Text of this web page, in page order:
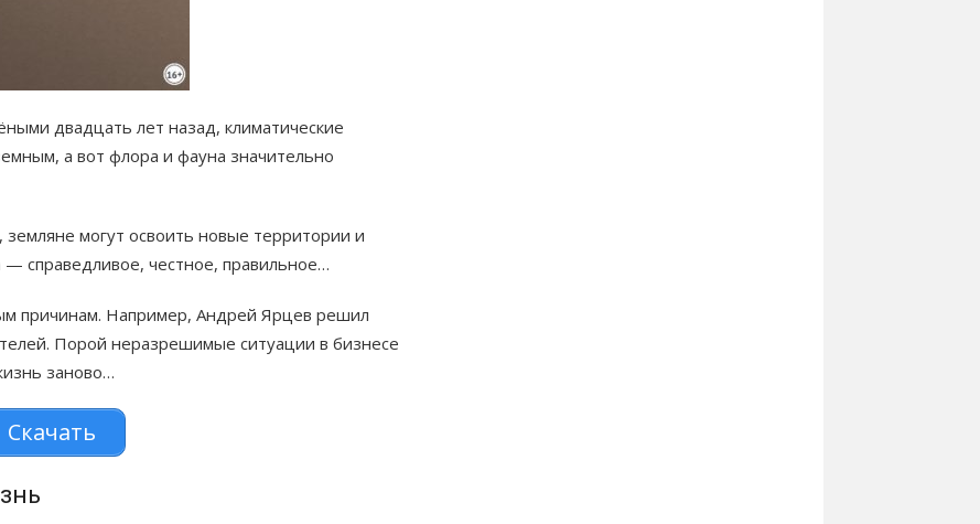
двадцать лет назад, климатические
а вот флора и фауна значительно
могут освоить новые территории и
справедливое, честное, правильное…
причинам. Например, Андрей Ярцев решил
Порой неразрешимые ситуации в бизнесе
заново…
Скачать